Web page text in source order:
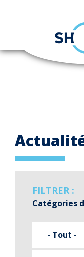
Aller
FILTRER :
Catégories
- Tout -